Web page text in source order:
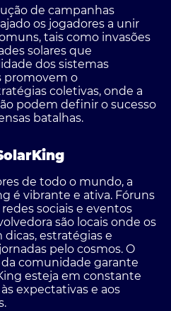
de campanhas
os jogadores a unir
tais como invasões
solares que
dos sistemas
promovem o
coletivas, onde a
podem definir o sucesso
batalhas.
de todo o mundo, a
é vibrante e ativa. Fóruns
sociais e eventos
são locais onde os
estratégias e
pelo cosmos. O
comunidade garante
esteja em constante
expectativas e aos